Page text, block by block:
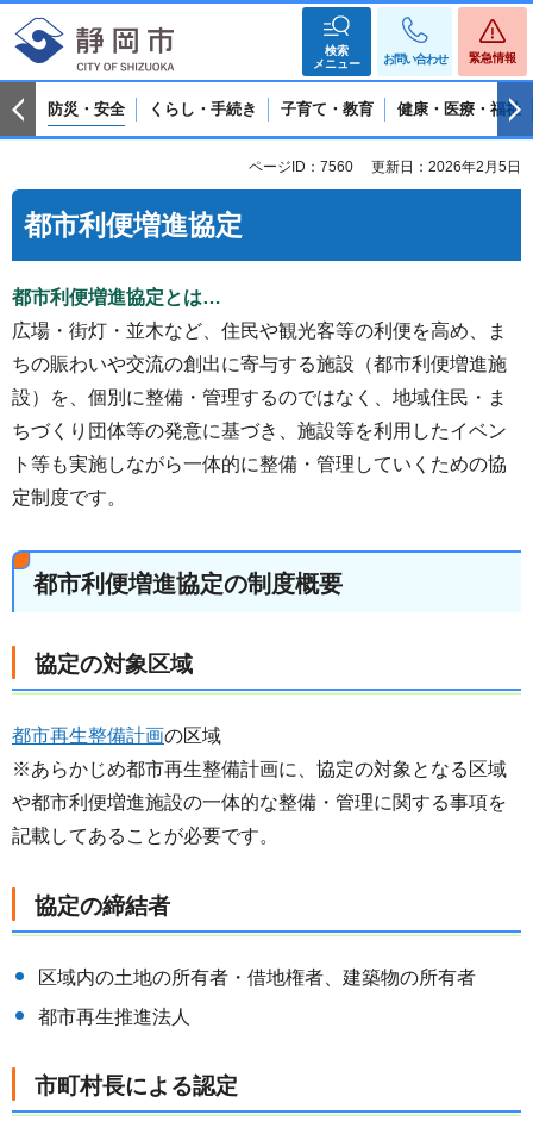
検索
メニュー
お問い合わせ 緊急情報
防災・安全 くらし・手続き 子育て・教育 健康・医療・福祉
ページID：7560 更新日：2026年2月5日
都市利便増進協定
都市利便増進協定とは…
広場・街灯・並木など、住民や観光客等の利便を高め、ま
ちの賑わいや交流の創出に寄与する施設（都市利便増進施
設）を、個別に整備・管理するのではなく、地域住民・ま
ちづくり団体等の発意に基づき、施設等を利用したイベン
ト等も実施しながら一体的に整備・管理していくための協
定制度です。
都市利便増進協定の制度概要
協定の対象区域
都市再生整備計画の区域
※あらかじめ都市再生整備計画に、協定の対象となる区域
や都市利便増進施設の一体的な整備・管理に関する事項を
記載してあることが必要です。
協定の締結者
区域内の土地の所有者・借地権者、建築物の所有者
都市再生推進法人
市町村長による認定